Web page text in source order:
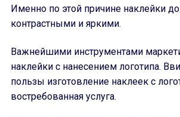
Именно по этой причине наклейки
контрастными и яркими.
Важнейшими инструментами
наклейки с нанесением логотипа.
пользы изготовление наклеек с
востребованная услуга.